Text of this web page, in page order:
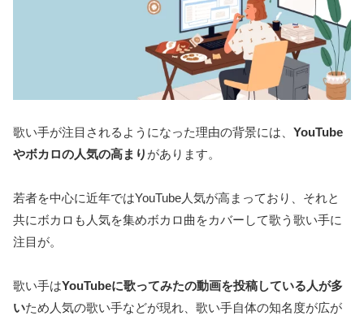
歌い手が注目されるようになった理由の背景には、 YouTube
やボカロの人気の高まり があります。
若者を中心に近年ではYouTube人気が高まっており、それと
共にボカロも人気を集めボカロ曲をカバーして歌う歌い手に
注目が。
歌い手はYouTubeに歌ってみたの動画を投稿している人が多
いため人気の歌い手などが現れ、歌い手自体の知名度が広が